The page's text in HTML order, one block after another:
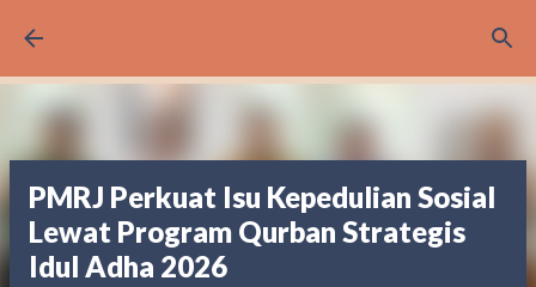
PMRJ Perkuat Isu Kepedulian Sosial
Lewat Program Qurban Strategis
Idul Adha 2026